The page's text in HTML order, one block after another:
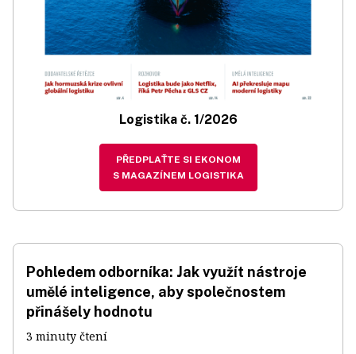
Logistika č. 1/2026
PŘEDPLAŤTE SI EKONOM
S MAGAZÍNEM LOGISTIKA
Pohledem odborníka: Jak využít nástroje
umělé inteligence, aby společnostem
přinášely hodnotu
3 minuty čtení